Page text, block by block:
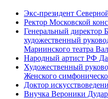
Экс-президент
Ректор Московской
Генеральный директор
художественный
Мариинского театра
Народный артист РФ
Художественный
Женского
Доктор
Внучка Вероники